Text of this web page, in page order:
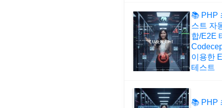
📚 PHP
스트 자
합/E2E
이용한
테스트
📚 PHP